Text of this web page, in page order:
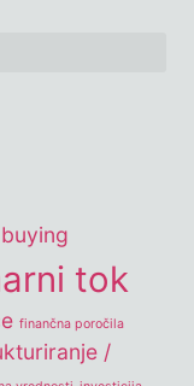
buying
tok
finančna poročila
/